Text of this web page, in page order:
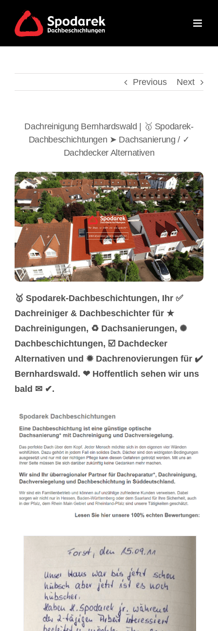
content
Previous Next
Dachreinigung Bernhardswald | 🥇 Spodarek-
Dachbeschichtungen ➤ Dachsanierung / ✓
Dachdecker Alternativen
🥇 Spodarek-Dachbeschichtungen, Ihr ✅
Dachreiniger & Dachbeschichter für ★
Dachreinigungen, ♻ Dachsanierungen, ✺
Dachbeschichtungen, ☑️ Dachdecker
Alternativen und ✹ Dachrenovierungen für ✔️
Bernhardswald. ❤ Hoffentlich sehen wir uns
bald ✉ ✔.